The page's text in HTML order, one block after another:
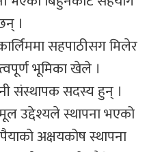
।
सहपाठीसग मिलेर
भूमिका खेले ।
संस्थापक सदस्य हुन् ।
उद्देश्यले स्थापना भएको
अक्षयकोष स्थापना